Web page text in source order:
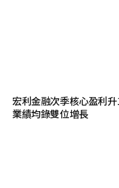
宏利金融次季核心盈利
業績均錄雙位增長